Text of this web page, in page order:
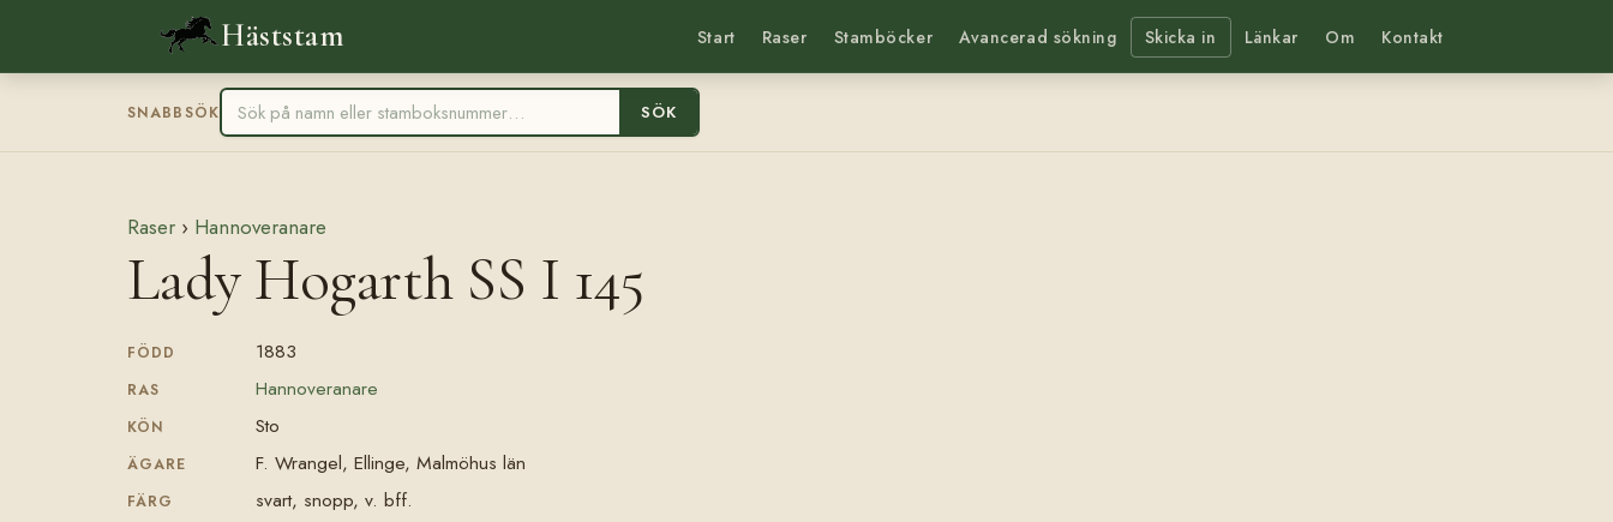
Häststam Start Raser Stamböcker Avancerad sökning Skicka in Länkar Om Kontakt
SNABBSÖK SÖK
Raser › Hannoveranare
Lady Hogarth SS I 145
FÖDD 1883
RAS Hannoveranare
KÖN Sto
ÄGARE F. Wrangel, Ellinge, Malmöhus län
FÄRG svart, snopp, v. bff.